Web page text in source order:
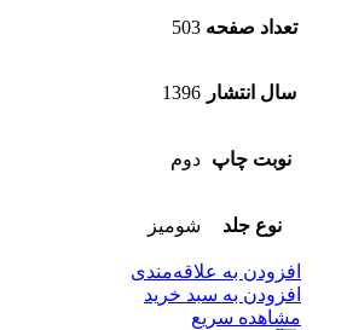
تعداد صفحه 503
سال انتشار 1396
نوبت چاپ دوم
نوع جلد شومیز
افزودن به علاقه‌مندی
افزودن به سبد خرید
مشاهده سریع